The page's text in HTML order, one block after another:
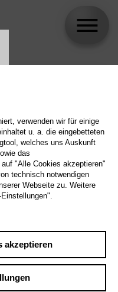
Haus
verwenden wir für einige
u. a. die eingebetteten
welches uns Auskunft
das
"Alle Cookies akzeptieren"
technisch notwendigen
Webseite zu. Weitere
akzeptieren